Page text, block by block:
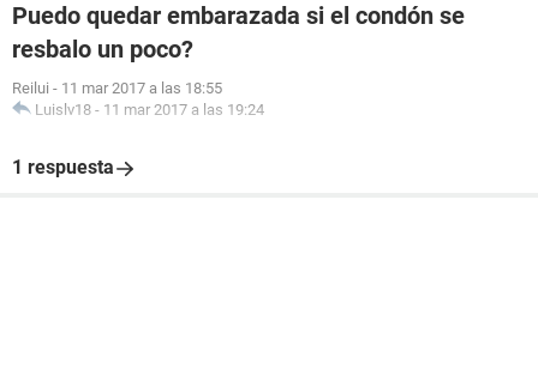
Puedo quedar embarazada si el condón se
resbalo un poco?
Reilui - 11 mar 2017 a las 18:55
Luislv18 - 11 mar 2017 a las 19:24
1 respuesta